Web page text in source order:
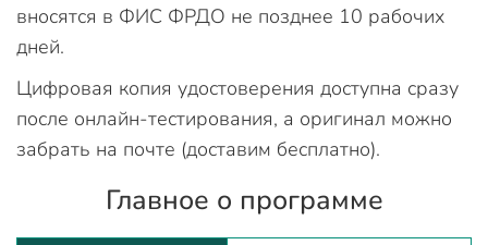
вносятся в ФИС ФРДО не позднее 10 рабочих
дней.
Цифровая копия удостоверения доступна сразу
после онлайн-тестирования, а оригинал можно
забрать на почте (доставим бесплатно).
Главное о программе